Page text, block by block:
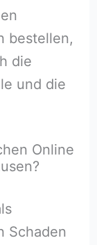
bestellen,
die
und die
Online
Schaden